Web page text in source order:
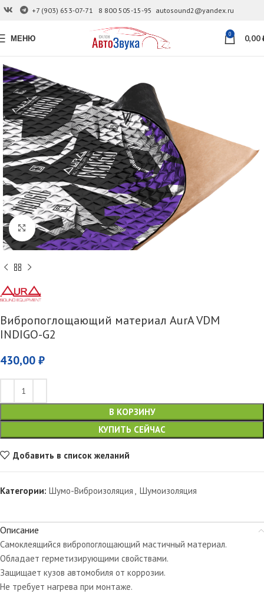
+7 (903) 653-07-71 8 800 505-15-95 autosound2@yandex.ru
МЕНЮ 0 0,00
Увеличить
Вибропоглощающий материал AurA VDM
INDIGO-G2
430,00 ₽
В КОРЗИНУ
КУПИТЬ СЕЙЧАС
Добавить в список желаний
Категории: Шумо-Виброизоляция , Шумоизоляция
Описание
Самоклеящийся вибропоглощающий мастичный материал.
Обладает герметизирующими свойствами.
Защищает кузов автомобиля от коррозии.
Не требует нагрева при монтаже.